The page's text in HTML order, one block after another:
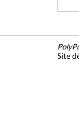
Site